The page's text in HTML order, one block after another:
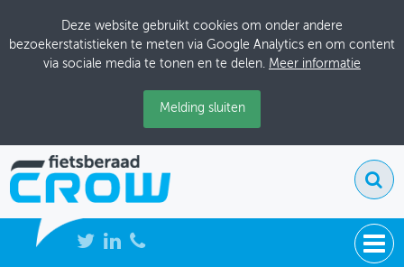
Deze website gebruikt cookies om onder andere
bezoekerstatistieken te meten via Google Analytics en om content
via sociale media te tonen en te delen. Meer informatie
Melding sluiten